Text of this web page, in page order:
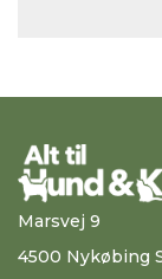
Marsvej 9
4500 Nykøbing